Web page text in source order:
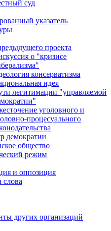
суд
указатель
проекта
о "кризисе
консерватизма
идея
легитимации "управляемой
уголовного и
процесуального
демократии
общество
режим
и оппозиция
слова
других организаций